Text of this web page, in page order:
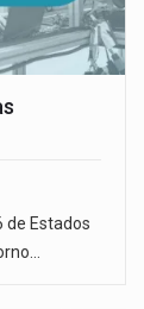
de Estados